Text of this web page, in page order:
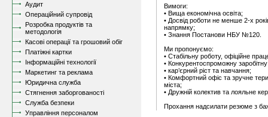
Аудит
Операційний супровід
Розробка продуктів та
методологія
Касові операції та грошовий обіг
Платіжні картки
Інформаційні технології
Маркетинг та реклама
Юридична служба
Стягнення заборгованості
Служба безпеки
Управління персоналом
Вимоги:
• Вища економічна освіта;
• Досвід роботи не менше 2-х
напрямку;
• Знання Постанови НБУ №120.
Ми пропонуємо:
• Стабільну роботу, офіційне
• Конкурентоспроможну
• кар’єрний ріст та навчання;
• Комфортний офіс та зручне
міста;
• Дружній колектив та лояльне
Прохання надсилати резюме з